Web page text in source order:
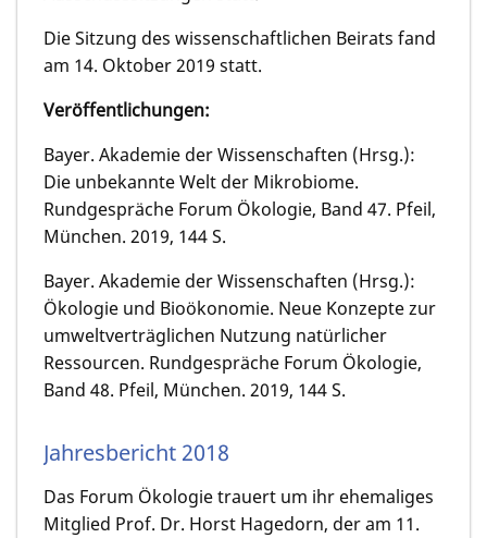
Die Sitzung des wissenschaftlichen Beirats fand
am 14. Oktober 2019 statt.
Veröffentlichungen:
Bayer. Akademie der Wissenschaften (Hrsg.):
Die unbekannte Welt der Mikrobiome.
Rundgespräche Forum Ökologie, Band 47. Pfeil,
München. 2019, 144 S.
Bayer. Akademie der Wissenschaften (Hrsg.):
Ökologie und Bioökonomie. Neue Konzepte zur
umweltverträg­lichen Nutzung natürlicher
Ressourcen. Rundgespräche Forum Ökologie,
Band 48. Pfeil, München. 2019, 144 S.
Jahresbericht 2018
Das Forum Ökologie trauert um ihr ehemaliges
Mitglied Prof. Dr. Horst Hagedorn, der am 11.